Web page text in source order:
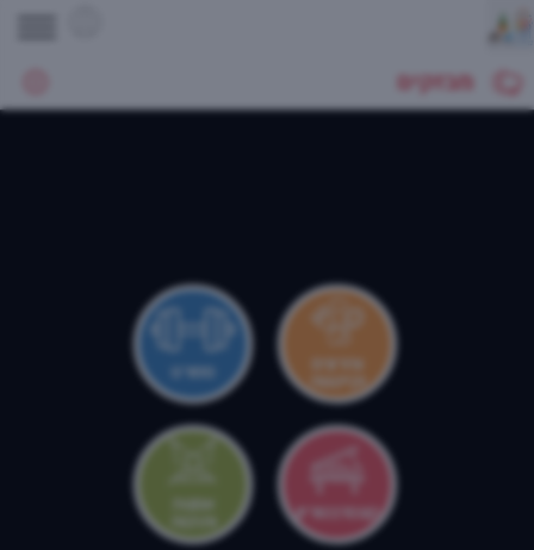
מבזקים
צהרונים
וקייטנות
ספורט
קונסרבטוריון
אמנות